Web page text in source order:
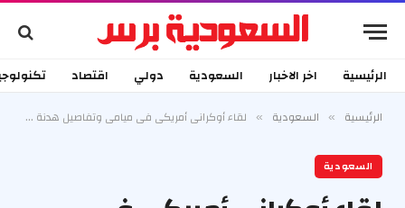
الرئيسية اخر الاخبار السعودية دولي اقتصاد
الرئيسية » السعودية » لقاء أوكراني أمريكي في ميامي وتفاصيل هدنة يوم النصر
السعودية